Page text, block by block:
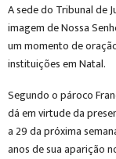
A sede do Tribunal de
imagem de Nossa
um momento de
instituições em Natal.
Segundo o pároco
dá em virtude da
a 29 da próxima
anos de sua aparição